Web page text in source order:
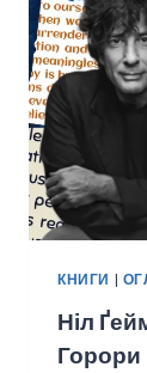
КНИГИ |
Ніл
Горори